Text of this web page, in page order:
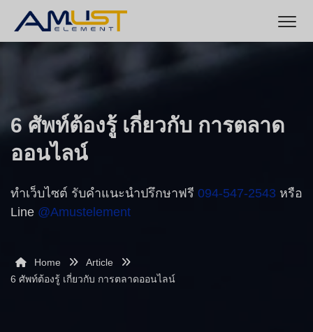
6 ศัพท์ต้องรู้ เกี่ยวกับ การตลาด
ออนไลน์
ทำเว็บไซต์ รับคำแนะนำปรึกษาฟรี 094-547-2543 หรือ
Line @amustelement
Home
Article
6 ศัพท์ต้องรู้ เกี่ยวกับ การตลาดออนไลน์